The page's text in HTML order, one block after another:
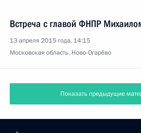
13 апреля 2015 года, 14:15
Московская область, Ново-Огарёво
Встреча с президентом,